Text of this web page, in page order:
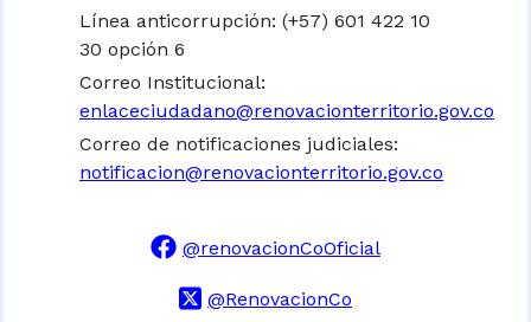
Línea anticorrupción: (+57) 601 422 10
30 opción 6
Correo Institucional:
enlaceciudadano@renovacionterritorio.gov.co
Correo de notificaciones judiciales:
notificacion@renovacionterritorio.gov.co
@renovacionCoOficial
@RenovacionCo